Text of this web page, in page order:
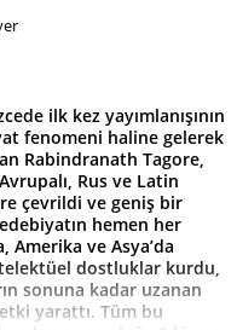
ilk kez yayımlanışının
fenomeni haline gelerek
Rabindranath Tagore,
Rus ve Latin
çevrildi ve geniş bir
hemen her
ve Asya’da
dostluklar kurdu,
sonuna kadar uzanan
yarattı. Tüm bu